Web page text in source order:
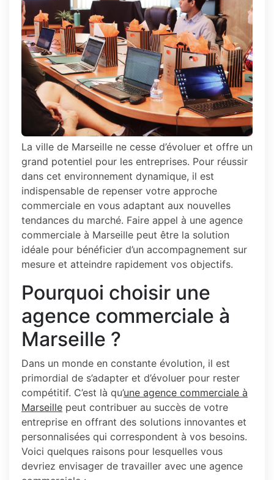
La ville de Marseille ne cesse d’évoluer et offre un
grand potentiel pour les entreprises. Pour réussir
dans cet environnement dynamique, il est
indispensable de repenser votre approche
commerciale en vous adaptant aux nouvelles
tendances du marché. Faire appel à une agence
commerciale à Marseille peut être la solution
idéale pour bénéficier d’un accompagnement sur
mesure et atteindre rapidement vos objectifs.
Pourquoi choisir une
agence commerciale à
Marseille ?
Dans un monde en constante évolution, il est
primordial de s’adapter et d’évoluer pour rester
compétitif. C’est là qu’une agence commerciale à
Marseille peut contribuer au succès de votre
entreprise en offrant des solutions innovantes et
personnalisées qui correspondent à vos besoins.
Voici quelques raisons pour lesquelles vous
devriez envisager de travailler avec une agence